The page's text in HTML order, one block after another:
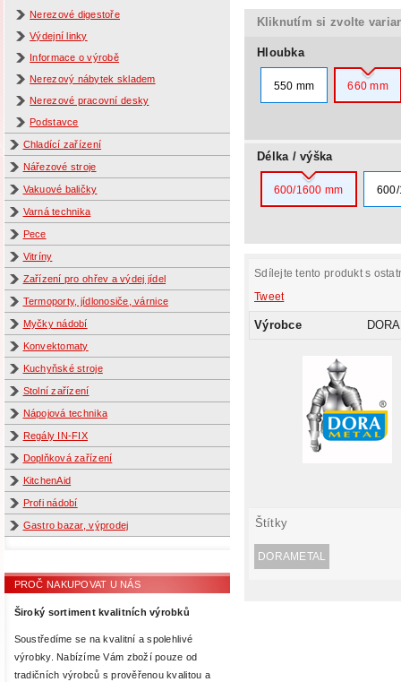
Nerezové digestoře
Výdejní linky
Informace o výrobě
Nerezový nábytek skladem
Nerezové pracovní desky
Podstavce
Chladící zařízení
Nářezové stroje
Vakuové baličky
Varná technika
Pece
Vitríny
Zařízení pro ohřev a výdej jídel
Termoporty, jídlonosiče, várnice
Myčky nádobí
Konvektomaty
Kuchyňské stroje
Stolní zařízení
Nápojová technika
Regály IN-FIX
Doplňková zařízení
KitchenAid
Profi nádobí
Gastro bazar, výprodej
PROČ NAKUPOVAT U NÁS
Široký sortiment kvalitních výrobků
Soustředíme se na kvalitní a spolehlivé
výrobky. Nabízíme Vám zboží pouze od
tradičních výrobců s prověřenou kvalitou a
Kliknutím si zvolte
Hloubka
550 mm 660 mm
Délka / výška
600/1600 mm
Sdílejte tento produkt s
Tweet
Výrobce
Štítky
DORAMETAL